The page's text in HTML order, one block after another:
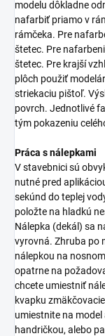
modelu dôkladne
nafarbiť priamo v
rámčeka. Pre
štetec. Pre
štetec. Pre krajší
plôch použiť
striekaciu pištoľ.
povrch. Jednotlivé
tým pokazeniu
Práca s nálepkami
V stavebnici sú
nutné pred
sekúnd do teplej
položte na hladkú
Nálepka (dekál) sa
vyrovná. Zhruba po
nálepkou na
opatrne na
chcete umiestniť
kvapku
umiestnite na
handričkou, alebo